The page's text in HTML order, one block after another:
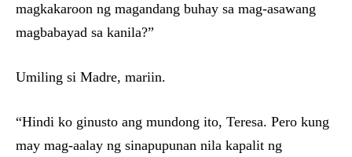
magkakaroon ng magandang buhay sa mag-asawang
magbabayad sa kanila?”
Umiling si Madre, mariin.
“Hindi ko ginusto ang mundong ito, Teresa. Pero kung
may mag-aalay ng sinapupunan nila kapalit ng